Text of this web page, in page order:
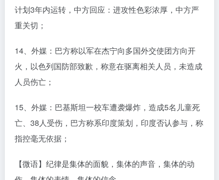
计划3年内运转，中方回应：进攻性色彩浓厚，中方严
重关切；
14、外媒：巴方称以军在杰宁向多国外交使团方向开
火，以色列国防部致歉，称意在驱离相关人员，未造成
人员伤亡；
15、外媒：巴基斯坦一校车遭袭爆炸，造成5名儿童死
亡、38人受伤，巴方称系印度策划，印度否认参与，称
指控毫无依据；
【微语】纪律是集体的面貌，集体的声音，集体的动